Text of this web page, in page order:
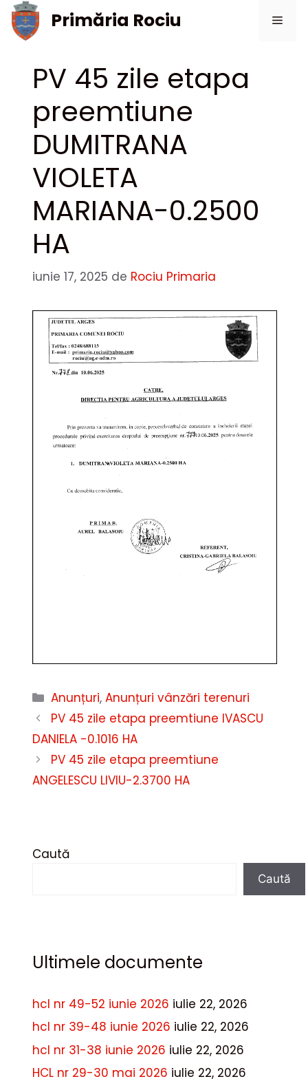
Sari
conținut
Primăria Rociu
PV 45 zile etapa
preemtiune
DUMITRANA
VIOLETA
MARIANA-0.2500
HA
iunie 17, 2025 de Rociu Primaria
Categorii
Anunțuri,Anunțuri vânzări terenuri
PV 45 zile etapa preemtiune IVASCU
DANIELA -0.1016 HA
PV 45 zile etapa preemtiune
ANGELESCU LIVIU-2.3700 HA
Caută
Caută
Ultimele documente
hcl nr 49-52 iunie 2026 iulie 22, 2026
hcl nr 39-48 iunie 2026 iulie 22, 2026
hcl nr 31-38 iunie 2026 iulie 22, 2026
HCL nr 29-30 mai 2026 iulie 22, 2026